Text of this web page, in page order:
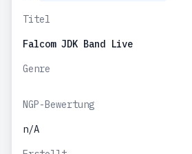
Titel
Falcom JDK Band Live
Genre
NGP-Bewertung
n/A